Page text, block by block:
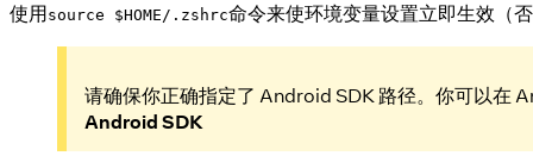
使用source $HOME/.zshrc命令来使环境变量设置立即生效（
请确保你正确指定了 Android SDK 路径。你可以在
Android SDK